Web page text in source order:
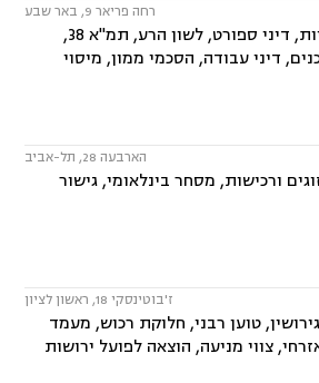
רחה פריאר 9, באר שבע
המשרד עוסק בתחומים: משפט מסחרי, דיני חברות, ליטיגציה מסחרית ונדל"נית, צווי מניעה, תביעות ייצוגיות, דיני ספורט, לשון הרע, תמ"א 38,
דיני עבודה, הסכמי ממון, מיסוי
הארבעה 28, תל-אביב
ורכישות, מסחר בינלאומי, גישור
ז'בוטינסקי 18, ראשון לציון
טוען רבני, חלוקת רכוש, מעמד
צווי מניעה, הוצאה לפועל ירושות